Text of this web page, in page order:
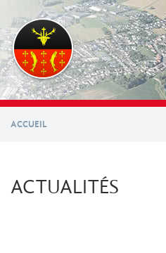
contenu
principal
ACCUEIL
ACTUALITÉS